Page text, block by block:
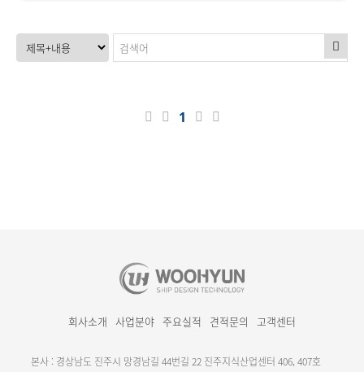
1
회사소개 사업분야 주요실적 견적문의 고객센터
본사 : 경상남도 진주시 망경남길 44번길 22 진주지식산업센터 406, 407호